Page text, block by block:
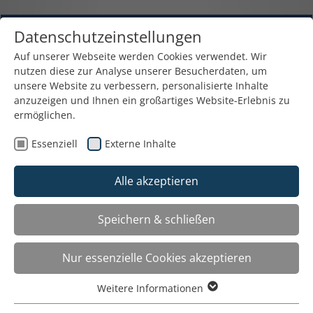
Verleih und Verkauf von
Präsentationstechniken
Friesplatz 6a - 81827 München - 089 / 43 90 90 45
Fax: 089 / 439 090 46 - E-Mail:
info@verleihhaus.de
Der Mietpool
Toggle
Mikrofon
Datenschutzeinstellungen
Auf unserer Webseite werden Cookies verwendet. Wir
nutzen diese zur Analyse unserer Besucherdaten, um
unsere Website zu verbessern, personalisierte Inhalte
anzuzeigen und Ihnen ein großartiges Website-Erlebnis zu
ermöglichen.
Essenziell Externe Inhalte
Alle akzeptieren
Speichern & schließen
Nur essenzielle Cookies akzeptieren
Weitere Informationen